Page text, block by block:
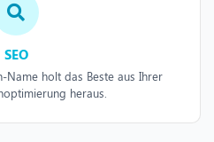
SEO
Name holt das Beste aus Ihrer
heraus.